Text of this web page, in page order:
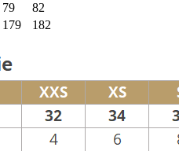
79
82
179 182